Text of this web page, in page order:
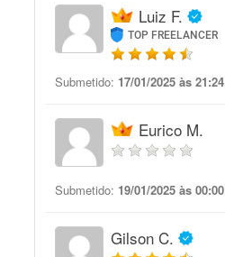
Luiz F.
TOP FREELANCER
Submetido: 17/01/2025 às 21:24
Eurico M.
Submetido: 19/01/2025 às 00:00
Gilson C.